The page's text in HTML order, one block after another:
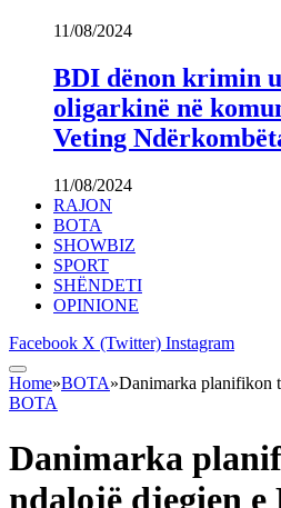
11/08/2024
BDI dënon krimin
oligarkinë në
Veting
11/08/2024
RAJON
BOTA
SHOWBIZ
SPORT
SHËNDETI
OPINIONE
Facebook X (Twitter) Instagram
Home»BOTA»Danimarka planifikon
BOTA
Danimarka
ndalojë djegien